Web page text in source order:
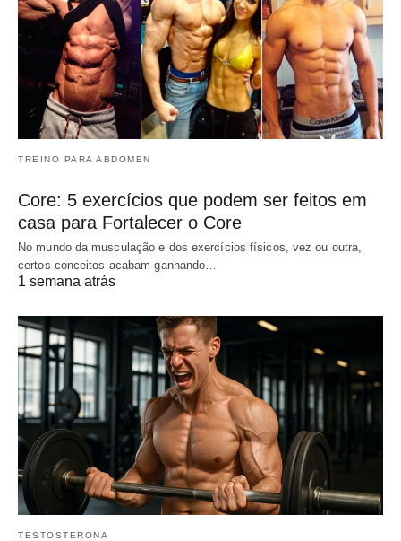
TREINO PARA ABDOMEN
Core: 5 exercícios que podem ser feitos em
casa para Fortalecer o Core
No mundo da musculação e dos exercícios físicos, vez ou outra,
certos conceitos acabam ganhando…
1 semana atrás
TESTOSTERONA